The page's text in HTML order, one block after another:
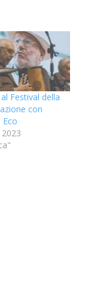
Festival della
con